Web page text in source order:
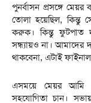
পুনর্বাসন প্রসঙ্গে
তোলা হয়েছিল, কিন্তু
করুক। কিন্তু ফুটপাত
সন্ধ্যায়ও না।
থাকবেনা, এটাই
এসময়ে মেয়র আমি
সহযোগিতা চান।